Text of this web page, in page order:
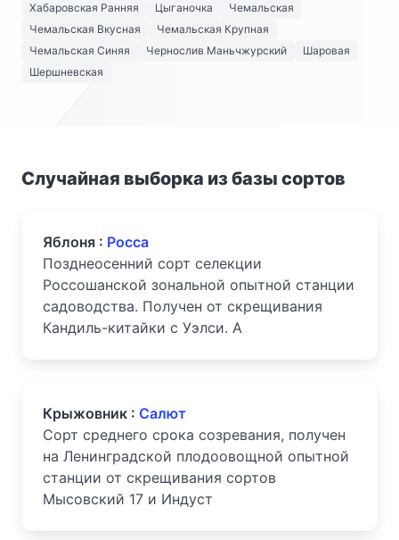
Хабаровская Ранняя
Цыганочка
Чемальская
Чемальская Вкусная
Чемальская Крупная
Чемальская Синяя
Чернослив Маньчжурский
Шаровая
Шершневская
Случайная выборка из базы сортов
Яблоня : Росса
Позднеосенний сорт селекции
Россошанской зональной опытной станции
садоводства. Получен от скрещивания
Кандиль-китайки с Уэлси. А
Крыжовник : Салют
Сорт среднего срока созревания, получен
на Ленинградской плодоовощной опытной
станции от скрещивания сортов
Мысовский 17 и Индуст